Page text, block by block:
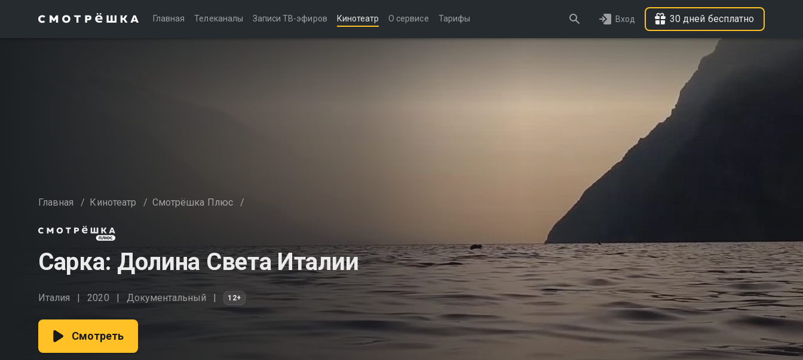
Главная Телеканалы Записи ТВ-эфиров Кинотеатр О сервисе Тарифы Вход 30 дней бесплатно
Главная / Кинотеатр / Смотрёшка Плюс /
Сарка: Долина Света Италии
Италия 2020 Документальный 12+
Смотреть